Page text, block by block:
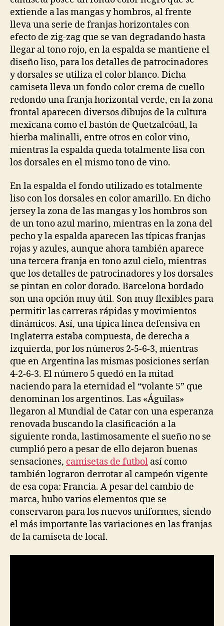
extiende a las mangas y hombros, al frente
lleva una serie de franjas horizontales con
efecto de zig-zag que se van degradando hasta
llegar al tono rojo, en la espalda se mantiene el
diseño liso, para los detalles de patrocinadores
y dorsales se utiliza el color blanco. Dicha
camiseta lleva un fondo color crema de cuello
redondo una franja horizontal verde, en la zona
frontal aparecen diversos dibujos de la cultura
mexicana como el bastón de Quetzalcóatl, la
hierba malinalli, entre otros en color vino,
mientras la espalda queda totalmente lisa con
los dorsales en el mismo tono de vino.
En la espalda el fondo utilizado es totalmente
liso con los dorsales en color amarillo. En dicho
jersey la zona de las mangas y los hombros son
de un tono azul marino, mientras en la zona del
pecho y la espalda aparecen las típicas franjas
rojas y azules, aunque ahora también aparece
una tercera franja en tono azul cielo, mientras
que los detalles de patrocinadores y los dorsales
se pintan en color dorado. Barcelona bordado
son una opción muy útil. Son muy flexibles para
permitir las carreras rápidas y movimientos
dinámicos. Así, una típica línea defensiva en
Inglaterra estaba compuesta, de derecha a
izquierda, por los números 2-5-6-3, mientras
que en Argentina las mismas posiciones serían
4-2-6-3. El número 5 quedó en la mitad
naciendo para la eternidad el “volante 5” que
denominan los argentinos. Las «Águilas»
llegaron al Mundial de Catar con una esperanza
renovada buscando la clasificación a la
siguiente ronda, lastimosamente el sueño no se
cumplió pero a pesar de ello dejaron buenas
sensaciones, camisetas de futbol así como
también lograron derrotar al campeón vigente
de esa copa: Francia. A pesar del cambio de
marca, hubo varios elementos que se
conservaron para los nuevos uniformes, siendo
el más importante las variaciones en las franjas
de la camiseta de local.